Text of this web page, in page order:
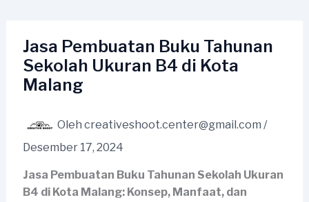
kontenJasa Pembuatan Buku Tahunan
Sekolah Ukuran B4 di Kota
Malang
Oleh creativeshoot.center@gmail.com /
Desember 17, 2024
Jasa Pembuatan Buku Tahunan Sekolah Ukuran
B4 di Kota Malang: Konsep, Manfaat, dan